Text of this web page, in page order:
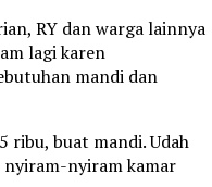
RY dan warga lainnya
lagi karen
mandi dan
ribu, buat mandi. Udah
nyiram kamar